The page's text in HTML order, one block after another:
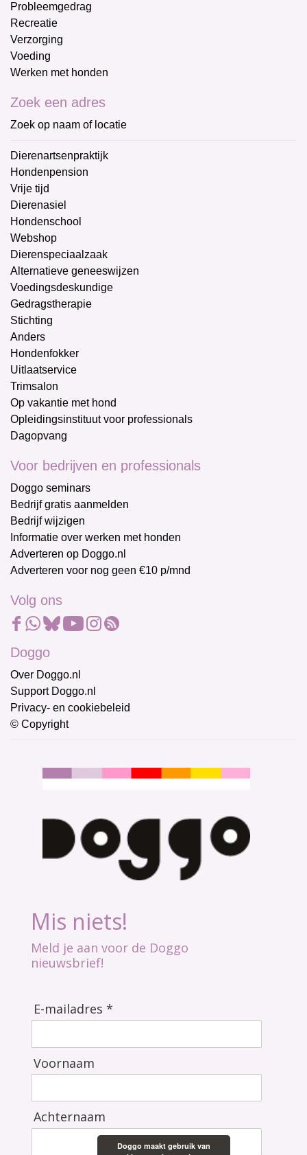
Probleemgedrag
Recreatie
Verzorging
Voeding
Werken met honden
Zoek een adres
Zoek op naam of locatie
Dierenartsenpraktijk
Hondenpension
Vrije tijd
Dierenasiel
Hondenschool
Webshop
Dierenspeciaalzaak
Alternatieve geneeswijzen
Voedingsdeskundige
Gedragstherapie
Stichting
Anders
Hondenfokker
Uitlaatservice
Trimsalon
Op vakantie met hond
Opleidingsinstituut voor professionals
Dagopvang
Voor bedrijven en professionals
Doggo seminars
Bedrijf gratis aanmelden
Bedrijf wijzigen
Informatie over werken met honden
Adverteren op Doggo.nl
Adverteren voor nog geen €10 p/mnd
Volg ons
Doggo
Over Doggo.nl
Support Doggo.nl
Privacy- en cookiebeleid
© Copyright
Mis niets!
Meld je aan voor de Doggo
nieuwsbrief!
E-mailadres *
Voornaam
Achternaam
Doggo maakt gebruik van